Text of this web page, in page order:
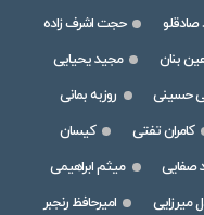
حجت اشرف زاده
بنان
مجید یحیایی
حسینی
روزبه بمانی
کامران تفتی
کیسان
صفایی
میثم ابراهیمی
میرزایی
امیرحافظ رنجبر